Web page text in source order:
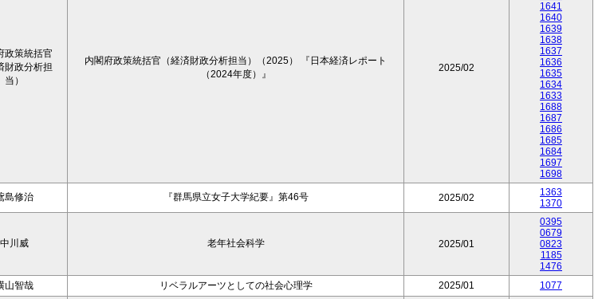
政策統括官
財政分析担
当）
内閣府政策統括官（経済財政分析担当）（2025） 『日本経済レポート
（2024年度）』
2025/02
1641
1640
1639
1638
1637
1636
1635
1634
1633
1688
1687
1686
1685
1684
1697
1698
島修治 『群馬県立女子大学紀要』第46号 2025/02
1363
1370
中川威 老年社会科学 2025/01
0395
0679
0823
1185
1476
山智哉 リベラルアーツとしての社会心理学 2025/01 1077